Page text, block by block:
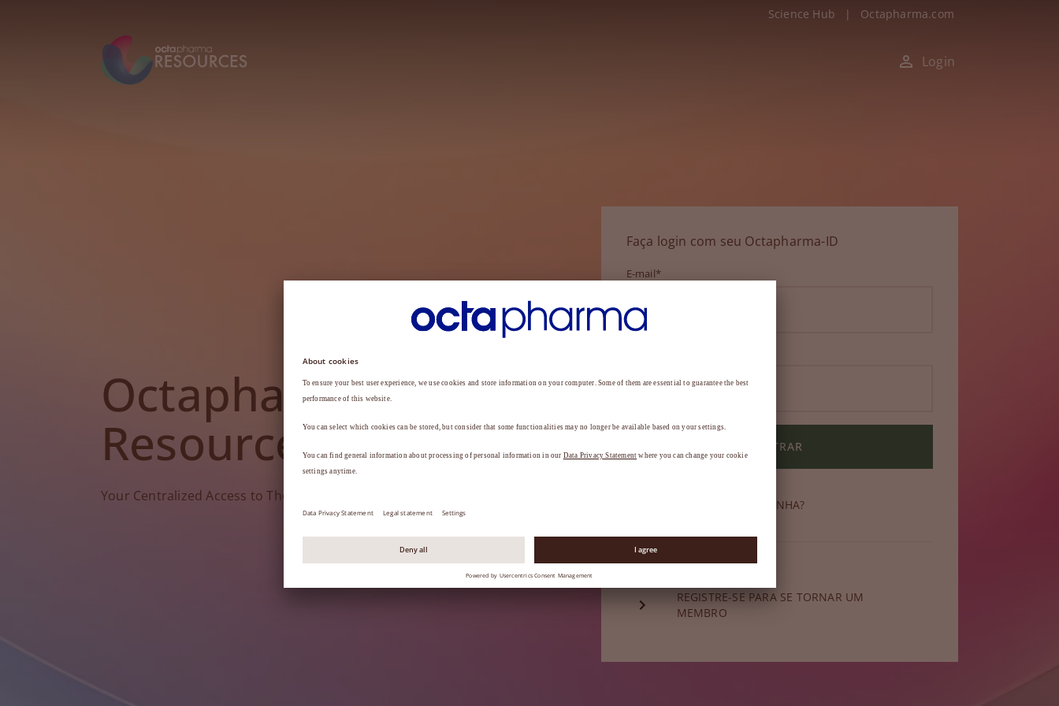
Science Hub | Octapharma.com
Login
Octapharma
Resources
Your Centralized Access to Therapy Tools.
Faça login com seu Octapharma-ID
E-mail*
ENTRAR
ESQUECEU SUA SENHA?
Ainda não é membro?
REGISTRE-SE PARA SE TORNAR UM
MEMBRO